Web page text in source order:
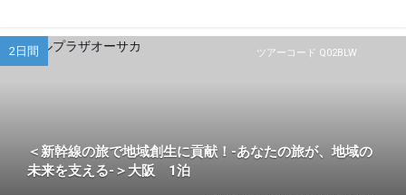
ツアーコード Q02BLW
2日間
＜新幹線の旅で地域創生に貢献！-あなたの旅が、地域の
未来を支える-＞大阪 1泊